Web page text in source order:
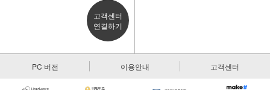
고객센터
연결하기
PC 버전 이용안내 고객센터